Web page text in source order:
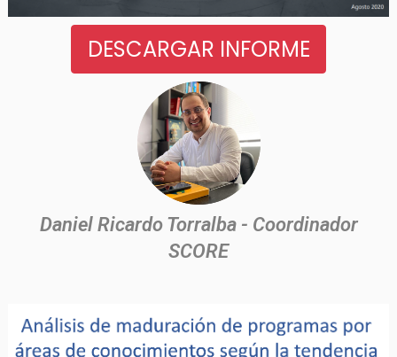
DESCARGAR INFORME
Daniel Ricardo Torralba - Coordinador
SCORE